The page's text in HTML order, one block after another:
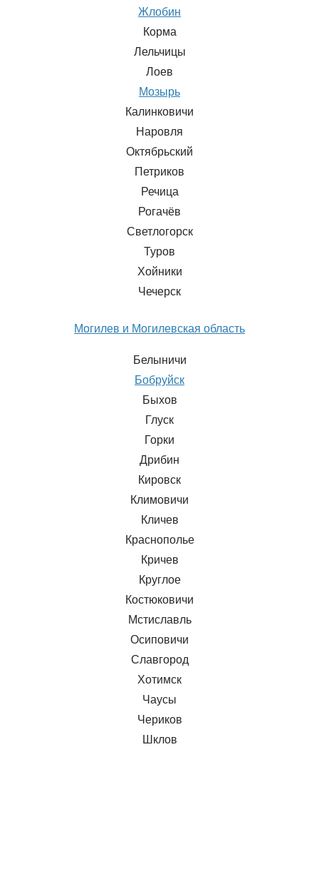
Жлобин
Корма
Лельчицы
Лоев
Мозырь
Калинковичи
Наровля
Октябрьский
Петриков
Речица
Рогачёв
Светлогорск
Туров
Хойники
Чечерск
Могилев и Могилевская область
Белыничи
Бобруйск
Быхов
Глуск
Горки
Дрибин
Кировск
Климовичи
Кличев
Краснополье
Кричев
Круглое
Костюковичи
Мстиславль
Осиповичи
Славгород
Хотимск
Чаусы
Чериков
Шклов